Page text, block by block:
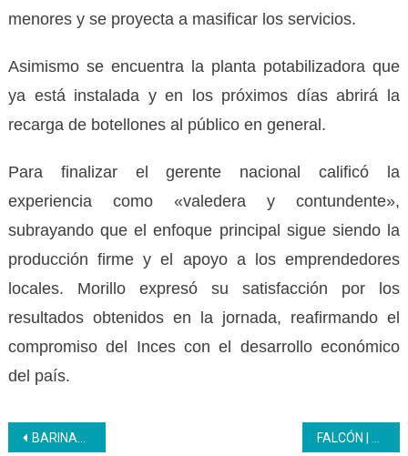
menores y se proyecta a masificar los servicios.
Asimismo se encuentra la planta potabilizadora que
ya está instalada y en los próximos días abrirá la
recarga de botellones al público en general.
Para finalizar el gerente nacional calificó la
experiencia como «valedera y contundente»,
subrayando que el enfoque principal sigue siendo la
producción firme y el apoyo a los emprendedores
locales. Morillo expresó su satisfacción por los
resultados obtenidos en la jornada, reafirmando el
compromiso del Inces con el desarrollo económico
del país.
Navegación
BARINAS ‎| Inces fortaleció formación técnica de la clase trabajadora durante primer trimestre 2026